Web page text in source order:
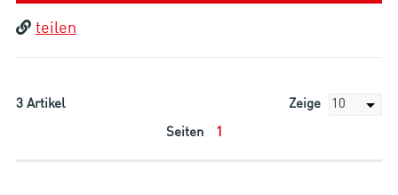
teilen
3Artikel
Seiten 1
Zeige